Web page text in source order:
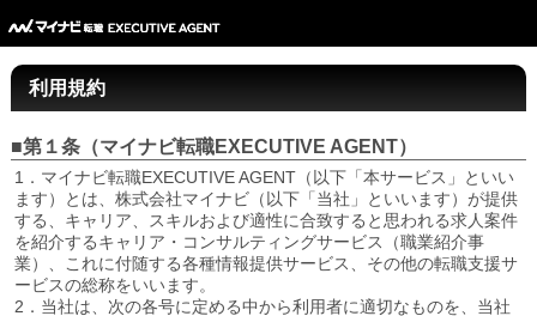
利用規約
■第１条（マイナビ転職EXECUTIVE AGENT）
1．マイナビ転職EXECUTIVE AGENT（以下「本サービス」といい
ます）とは、株式会社マイナビ（以下「当社」といいます）が提供
する、キャリア、スキルおよび適性に合致すると思われる求人案件
を紹介するキャリア・コンサルティングサービス（職業紹介事
業）、これに付随する各種情報提供サービス、その他の転職支援サ
ービスの総称をいいます。
2．当社は、次の各号に定める中から利用者に適切なものを、当社